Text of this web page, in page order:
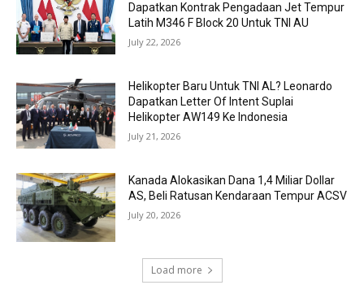
Dapatkan Kontrak Pengadaan Jet Tempur
Latih M346 F Block 20 Untuk TNI AU
July 22, 2026
Helikopter Baru Untuk TNI AL? Leonardo
Dapatkan Letter Of Intent Suplai
Helikopter AW149 Ke Indonesia
July 21, 2026
Kanada Alokasikan Dana 1,4 Miliar Dollar
AS, Beli Ratusan Kendaraan Tempur ACSV
July 20, 2026
Load more